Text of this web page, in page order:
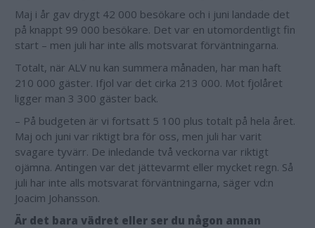
Maj i år gav drygt 42 000 besökare och i juni landade det
på knappt 99 000 besökare. Det var en utomordentligt fin
start – men juli har inte alls motsvarat förväntningarna.
Totalt, när ALV nu kan summera månaden, har man haft
210 000 gäster. Ifjol var det cirka 213 000. Mot fjolåret
ligger man 3 300 gäster back.
– På budgeten är vi fortsatt 5 100 plus totalt på hela året.
Maj och juni var riktigt bra för oss, men juli har varit
svagare tyvärr. De inledande två veckorna var riktigt
ojämna. Antingen var det jättevarmt eller mycket regn. Så
juli har inte alls motsvarat förväntningarna, säger vd:n
Joacim Johansson.
Är det bara vädret eller ser du någon annan